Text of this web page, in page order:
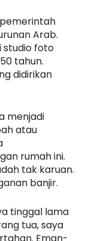
Arab.
studio foto
tahun.
didirikan
menjadi
atau
rumah ini.
tak karuan.
banjir.
tinggal lama
tua, saya
Eman-